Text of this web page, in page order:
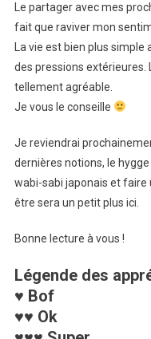
Le partager avec mes
fait que raviver mon
La vie est bien plus
des pressions
tellement agréable.
Je vous le conseille
Je reviendrai
dernières notions, le
wabi-sabi japonais et faire
être sera un petit plus ici.
Bonne lecture à vous !
Légende des
♥ Bof
♥♥ Ok